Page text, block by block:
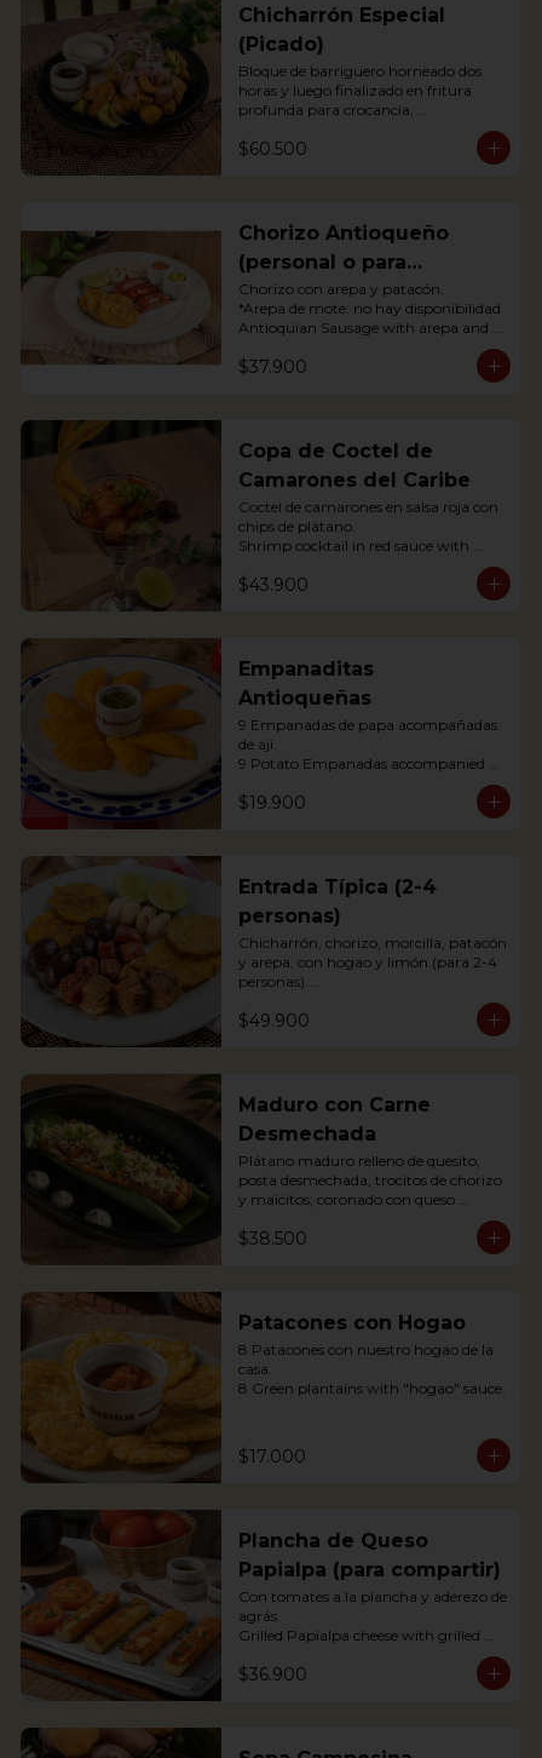
Chicharrón Especial
(Picado)
Bloque de barriguero horneado dos
horas y luego finalizado en fritura
profunda para crocancia,
cebolla acevichada y reducción de
crunchiness, accompanied by creole
potatoes, onion and agras reduction.
$60.500
Chorizo Antioqueño
(personal o para
compartir)
Chorizo con arepa y patacón.
*Arepa de mote: no hay disponibilidad
Antioquian Sausage with arepa and
$37.900
Copa de Coctel de
Camarones del Caribe
Coctel de camarones en salsa roja con
chips de plátano.
Shrimp cocktail in red sauce with
$43.900
Empanaditas
Antioqueñas
9 Empanadas de papa acompañadas
de ají.
9 Potato Empanadas accompanied
$19.900
Entrada Típica (2-4
personas)
Chicharrón, chorizo, morcilla, patacón
y arepa, con hogao y limón (para 2-4
personas).
*Arepa de mote: no hay disponibilidad
Portions of pork crackling, sausage,
$49.900
Maduro con Carne
Desmechada
Plátano maduro relleno de quesito,
posta desmechada, trocitos de chorizo
y maicitos, coronado con queso
Sweet plantain filled with cheese,
$38.500
Patacones con Hogao
8 Patacones con nuestro hogao de la
casa.
8 Green plantains with "hogao" sauce.
$17.000
Plancha de Queso
Papialpa (para compartir)
Con tomates a la plancha y aderezo de
agrás.
Grilled Papialpa cheese with grilled
$36.900